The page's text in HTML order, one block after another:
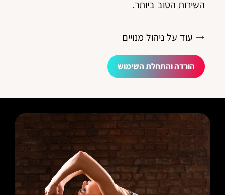
השירות הטוב ביותר.
עוד על ניהול מנויים
הורדה והתחלת השימוש